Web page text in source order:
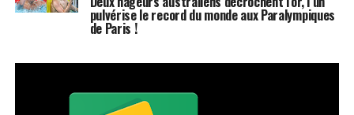
pulvérise le record du monde aux Paralympiques
de Paris !